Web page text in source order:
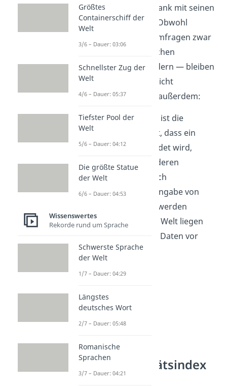
kann jeder die Datenbank mit seinen
Informationen füllen. Obwohl
Numbeo angibt, die Umfragen zwar
zu filtern — um möglichen
Missbrauch zu verhindern — bleiben
die Daten insgesamt nicht
überprüfbar. Beachte außerdem:
in einigen Ländern ist die
Wahrscheinlichkeit, dass ein
Verbrechen gemeldet wird,
niedriger als in anderen
Daten können durch
missbräuchliche Eingabe von
Werten verfälscht werden
für große Teile der Welt liegen
keine verfügbaren Daten vor
Der Kriminalitätsindex
in Europa &
Größtes
Containerschiff der
Welt
3/6 – Dauer: 03:06
Schnellster Zug der
Welt
4/6 – Dauer: 05:37
Tiefster Pool der
Welt
5/6 – Dauer: 04:12
Die größte Statue
der Welt
6/6 – Dauer: 04:53
Wissenswertes
Rekorde rund um Sprache
Schwerste Sprache
der Welt
1/7 – Dauer: 04:29
Längstes
deutsches Wort
2/7 – Dauer: 05:48
Romanische
Sprachen
3/7 – Dauer: 04:21